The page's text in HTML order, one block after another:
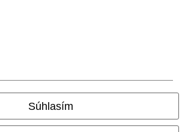
Súhlasím